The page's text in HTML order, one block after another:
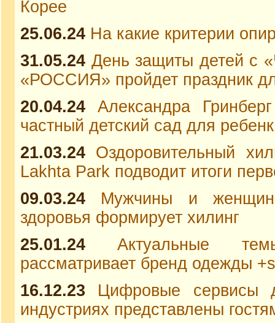
Корее
25.06.24 На какие критерии
31.05.24 День защиты детей с
«РОССИЯ» пройдет праздник
20.04.24
Александра
частный детский сад для
21.03.24 Оздоровительный
Lakhta Park подводит итоги
09.03.24
Мужчины и
здоровья формирует хилинг
25.01.24
Актуальные
рассматривает бренд одежды
16.12.23
Цифровые сервисы
индустриях представлены